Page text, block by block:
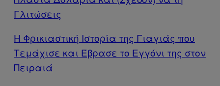
Γλιτώσεις
Η Φρικιαστική Ιστορία της Γιαγιάς που
Τεμάχισε και Έβρασε το Εγγόνι της στον
Πειραιά